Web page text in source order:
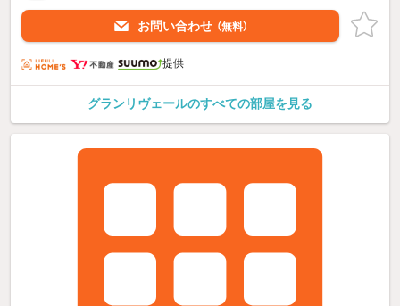
お問い合わせ （無料）
提供
グランリヴェールのすべての部屋を見る